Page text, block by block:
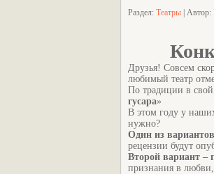
Раздел: Театры | Автор:
Друзья! Совсем
любимый театр
По традиции в свой
гусара»
В этом году у
нужно?
Один из
рецензии будут
Второй вариант –
признания в